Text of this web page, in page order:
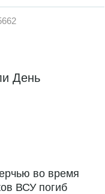
День
во время
ВСУ погиб